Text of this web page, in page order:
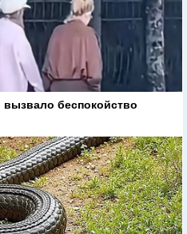
беспокойство